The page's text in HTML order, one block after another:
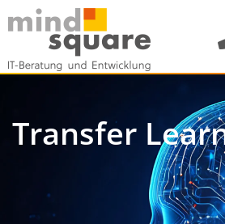
Transfer